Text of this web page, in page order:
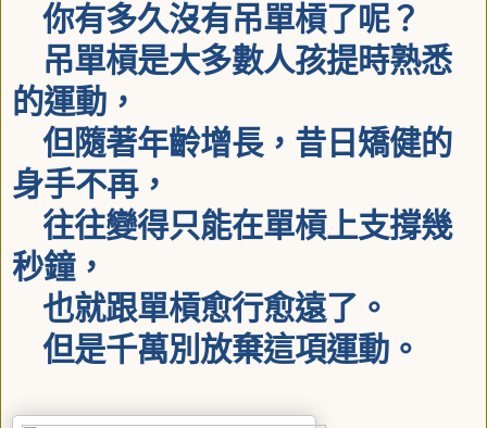
你有多久沒有吊單槓了呢？
吊單槓是大多數人孩提時熟悉
的運動，
但隨著年齡增長，昔日矯健的
身手不再，
往往變得只能在單槓上支撐幾
秒鐘，
也就跟單槓愈行愈遠了。
但是千萬別放棄這項運動。